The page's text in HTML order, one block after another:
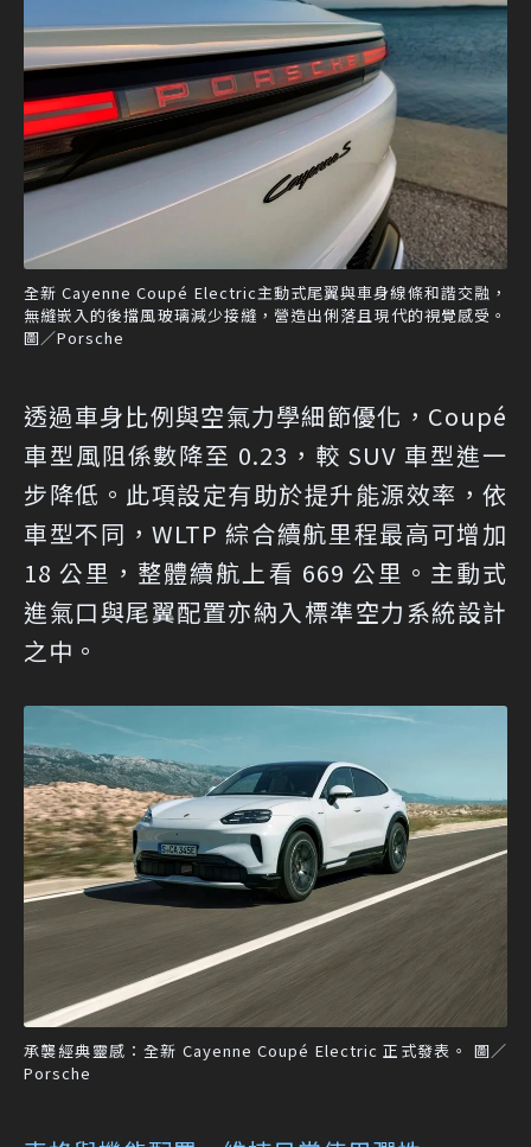
全新 Cayenne Coupé Electric主動式尾翼與車身線條和諧交融，
無縫嵌入的後擋風玻璃減少接縫，營造出俐落且現代的視覺感受。
圖／Porsche
透過車身比例與空氣力學細節優化，Coupé
車型風阻係數降至 0.23，較 SUV 車型進一
步降低。此項設定有助於提升能源效率，依
車型不同，WLTP 綜合續航里程最高可增加
18 公里，整體續航上看 669 公里。主動式
進氣口與尾翼配置亦納入標準空力系統設計
之中。
承襲經典靈感：全新 Cayenne Coupé Electric 正式發表。 圖／
Porsche